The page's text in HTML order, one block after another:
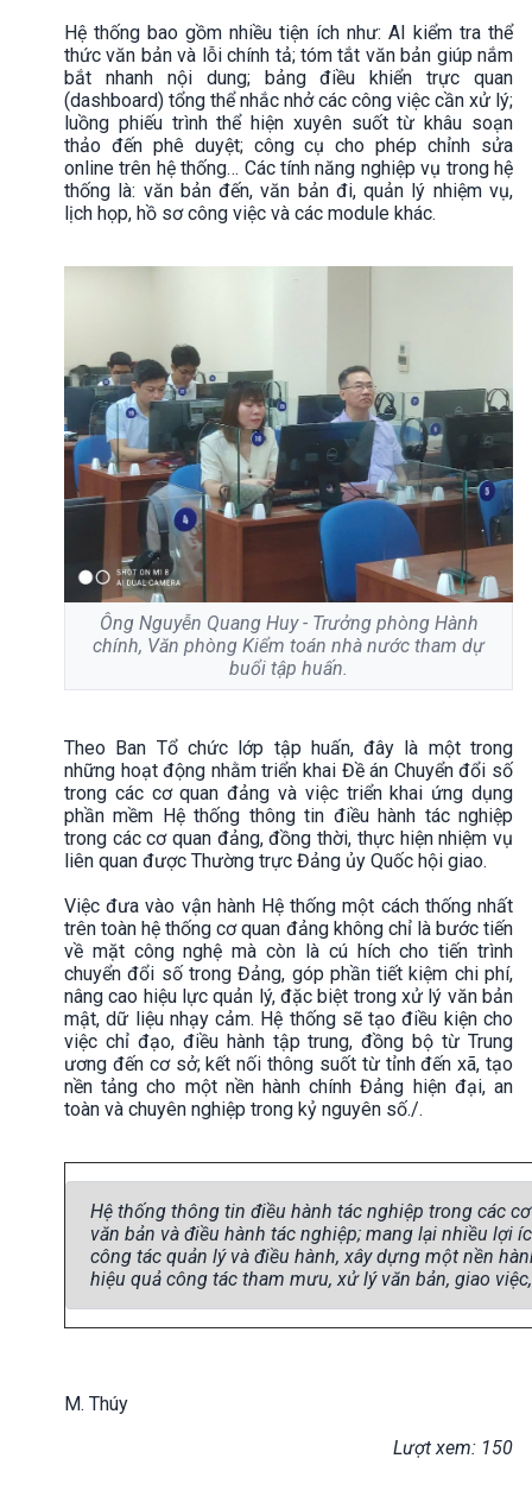
Hệ thống bao gồm nhiều tiện ích như: AI kiểm tra thể
thức văn bản và lỗi chính tả; tóm tắt văn bản giúp nắm
bắt nhanh nội dung; bảng điều khiển trực quan
(dashboard) tổng thể nhắc nhở các công việc cần xử lý;
luồng phiếu trình thể hiện xuyên suốt từ khâu soạn
thảo đến phê duyệt; công cụ cho phép chỉnh sửa
online trên hệ thống… Các tính năng nghiệp vụ trong hệ
thống là: văn bản đến, văn bản đi, quản lý nhiệm vụ,
lịch họp, hồ sơ công việc và các module khác.
Ông Nguyễn Quang Huy - Trưởng phòng Hành
chính, Văn phòng Kiểm toán nhà nước tham dự
buổi tập huấn.
Theo Ban Tổ chức lớp tập huấn, đây là một trong
những hoạt động nhằm triển khai Đề án Chuyển đổi số
trong các cơ quan đảng và việc triển khai ứng dụng
phần mềm Hệ thống thông tin điều hành tác nghiệp
trong các cơ quan đảng, đồng thời, thực hiện nhiệm vụ
liên quan được Thường trực Đảng ủy Quốc hội giao.
Việc đưa vào vận hành Hệ thống một cách thống nhất
trên toàn hệ thống cơ quan đảng không chỉ là bước tiến
về mặt công nghệ mà còn là cú hích cho tiến trình
chuyển đổi số trong Đảng, góp phần tiết kiệm chi phí,
nâng cao hiệu lực quản lý, đặc biệt trong xử lý văn bản
mật, dữ liệu nhạy cảm. Hệ thống sẽ tạo điều kiện cho
việc chỉ đạo, điều hành tập trung, đồng bộ từ Trung
ương đến cơ sở; kết nối thông suốt từ tỉnh đến xã, tạo
nền tảng cho một nền hành chính Đảng hiện đại, an
toàn và chuyên nghiệp trong kỷ nguyên số./.
Hệ thống thông tin điều hành tác nghiệp trong các
văn bản và điều hành tác nghiệp; mang lại nhiều lợi
công tác quản lý và điều hành, xây dựng một nền
hiệu quả công tác tham mưu, xử lý văn bản, giao
M. Thúy
Lượt xem: 150